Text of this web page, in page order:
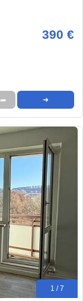
390 €
➦ ➜
1 / 7